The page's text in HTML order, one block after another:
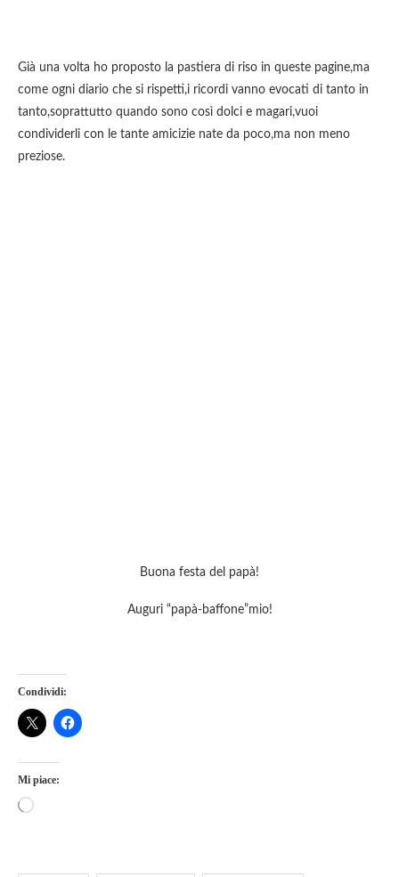
Già una volta ho proposto la pastiera di riso in queste pagine,ma
come ogni diario che si rispetti,i ricordi vanno evocati di tanto in
tanto,soprattutto quando sono così dolci e magari,vuoi
condividerli con le tante amicizie nate da poco,ma non meno
preziose.
Buona festa del papà!
Auguri “papà-baffone”mio!
Condividi:
Mi piace: